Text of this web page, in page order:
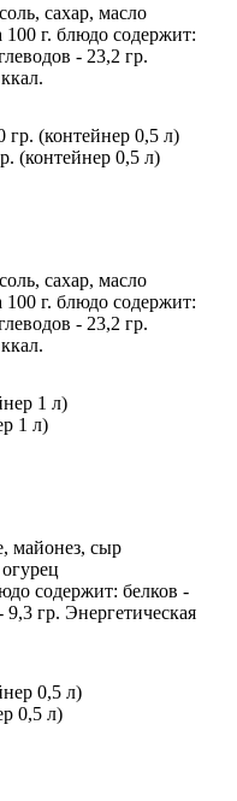
сахар, масло
г. блюдо содержит:
- 23,2 гр.
(контейнер 0,5 л)
сахар, масло
г. блюдо содержит:
- 23,2 гр.
1 л)
майонез, сыр
содержит: белков -
гр. Энергетическая
0,5 л)